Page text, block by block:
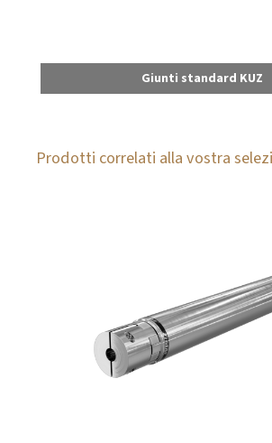
Giunti standard KUZ
Prodotti correlati alla vostra